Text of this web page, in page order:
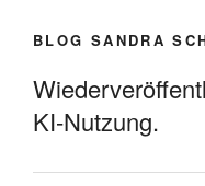
BLOG SANDRA
KI-Nutzung.